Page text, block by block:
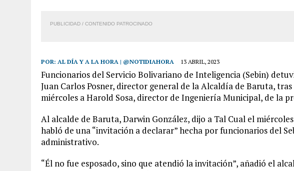
5 AGOSTO, 2026 | PRESUNTO BROTE PSICÓTICO POR FALTA DE TRATAMIENTO
PUBLICIDAD / CONTENIDO PATROCINADO
POR: AL DÍA Y A LA HORA | @NOTIDIAHORA 13 ABRIL, 2023
Funcionarios del Servicio Bolivariano de Inteligencia (Sebin)
Juan Carlos Posner, director general de la Alcaldía de Baruta,
miércoles a Harold Sosa, director de Ingeniería Municipal, de la
Al alcalde de Baruta, Darwin González, dijo a Tal Cual el
habló de una “invitación a declarar” hecha por funcionarios del
administrativo.
“Él no fue esposado, sino que atendió la invitación”, añadió el